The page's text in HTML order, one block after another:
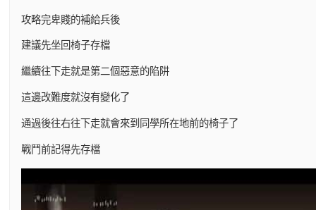
攻略完卑賤的補給兵後
建議先坐回椅子存檔
繼續往下走就是第二個惡意的陷阱
這邊改難度就沒有變化了
通過後往右往下走就會來到同學所在地前的椅子了
戰鬥前記得先存檔